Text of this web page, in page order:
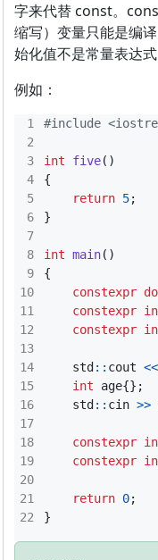
字来代替 const。
缩写）变量只能是编
始化值不是常量表达
例如：
3
4
5
6
7
8
9
10
13
14
15
16
17
18
19
20
#include
int five()
{
return 5;
}
int main()
{
constexpr
constexpr
constexpr
std :: cout <<
int
age{};
std :: cin >>
constexpr
constexpr
return 0;
}